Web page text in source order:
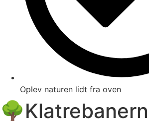
Oplev naturen lidt fra oven